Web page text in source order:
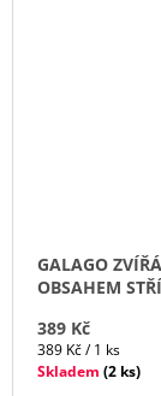
GALAGO
OBSAHEM
389 Kč
Měrná
cena:
389 Kč / 1 ks
Skladem (2 ks)